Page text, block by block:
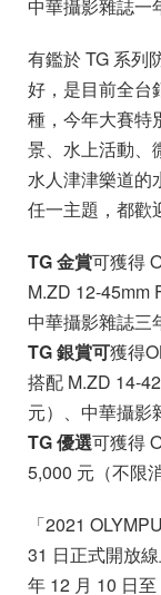
中華攝影雜誌一
有鑑於 TG 系列
好，是目前全台
種，今年大賽特
景、水上活動、
水人津津樂道的
任一主題，都歡
TG 金賞可獲得
M.ZD 12-45mm
中華攝影雜誌三
TG 銀賞可獲得
搭配 M.ZD 14-
元）、中華攝影
TG 優選可獲得
5,000 元（不限
「2021
31 日正式開放
年 12 月 10 日